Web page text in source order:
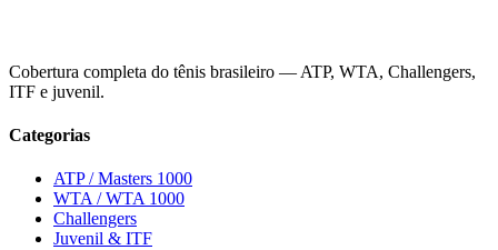
Cobertura completa do tênis brasileiro — ATP, WTA, Challengers,
ITF e juvenil.
Categorias
ATP / Masters 1000
WTA / WTA 1000
Challengers
Juvenil & ITF